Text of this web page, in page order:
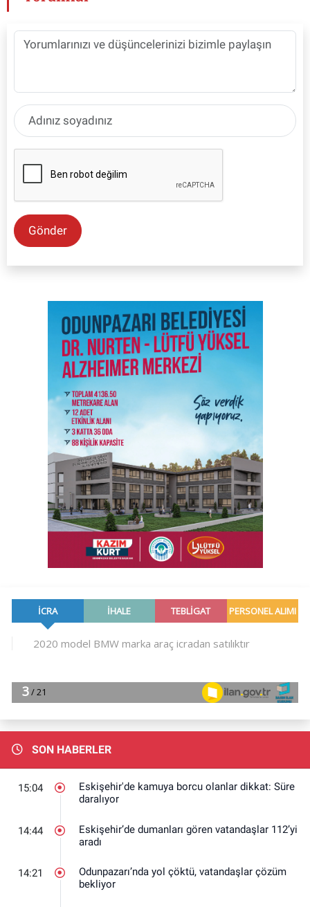
Gönder
SON HABERLER
15:04
Eskişehir'de kamuya borcu olanlar dikkat: Süre
daralıyor
14:44
Eskişehir’de dumanları gören vatandaşlar 112’yi
aradı
14:21
Odunpazarı’nda yol çöktü, vatandaşlar çözüm
bekliyor